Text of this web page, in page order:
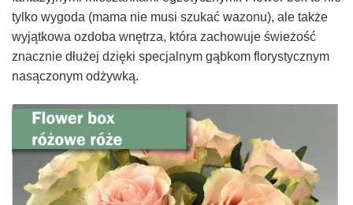
tylko wygoda (mama nie musi szukać wazonu), ale także
wyjątkowa ozdoba wnętrza, która zachowuje świeżość
znacznie dłużej dzięki specjalnym gąbkom florystycznym
nasączonym odżywką.